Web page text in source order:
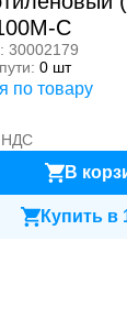
C
30002179
0 шт
по товару
НДС
В
Купить в